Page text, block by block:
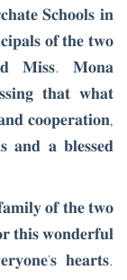
𝐒𝐜𝐡𝐨𝐨𝐥𝐬 𝐢𝐧
𝐨𝐟 𝐭𝐡𝐞 𝐭𝐰𝐨
𝐌𝐢𝐬𝐬. 𝐌𝐨𝐧𝐚
𝐭𝐡𝐚𝐭 𝐰𝐡𝐚𝐭
𝐜𝐨𝐨𝐩𝐞𝐫𝐚𝐭𝐢𝐨𝐧,
𝐚𝐧𝐝 𝐚 𝐛𝐥𝐞𝐬𝐬𝐞𝐝
𝐨𝐟 𝐭𝐡𝐞 𝐭𝐰𝐨
𝐭𝐡𝐢𝐬 𝐰𝐨𝐧𝐝𝐞𝐫𝐟𝐮𝐥
𝐡𝐞𝐚𝐫𝐭𝐬.